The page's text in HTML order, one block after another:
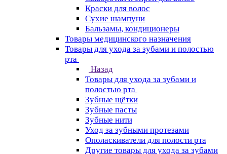
Краски для волос
Сухие шампуни
Бальзамы, кондиционеры
Товары медицинского назначения
Товары для ухода за зубами и полостью
рта
Назад
Товары для ухода за зубами и
полостью рта
Зубные щётки
Зубные пасты
Зубные нити
Уход за зубными протезами
Ополаскиватели для полости рта
Другие товары для ухода за зубами